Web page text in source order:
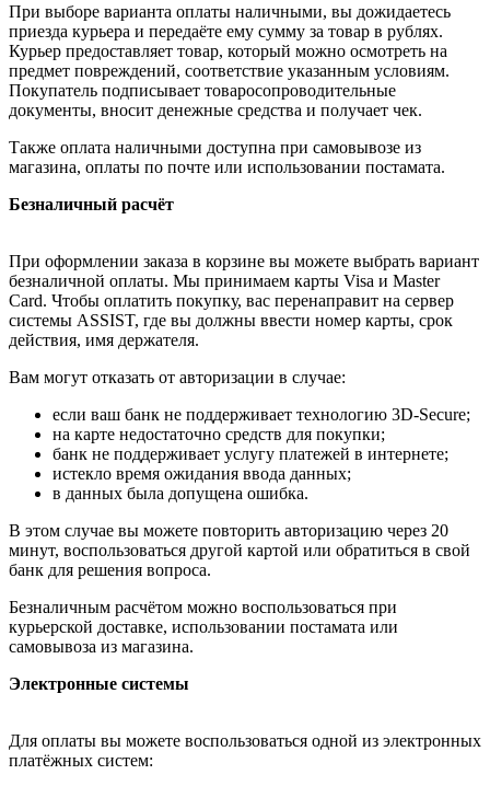
При выборе варианта оплаты наличными, вы дожидаетесь
приезда курьера и передаёте ему сумму за товар в рублях.
Курьер предоставляет товар, который можно осмотреть на
предмет повреждений, соответствие указанным условиям.
Покупатель подписывает товаросопроводительные
документы, вносит денежные средства и получает чек.
Также оплата наличными доступна при самовывозе из
магазина, оплаты по почте или использовании постамата.
Безналичный расчёт
При оформлении заказа в корзине вы можете выбрать вариант
безналичной оплаты. Мы принимаем карты Visa и Master
Card. Чтобы оплатить покупку, вас перенаправит на сервер
системы ASSIST, где вы должны ввести номер карты, срок
действия, имя держателя.
Вам могут отказать от авторизации в случае:
если ваш банк не поддерживает технологию 3D-Secure;
на карте недостаточно средств для покупки;
банк не поддерживает услугу платежей в интернете;
истекло время ожидания ввода данных;
в данных была допущена ошибка.
В этом случае вы можете повторить авторизацию через 20
минут, воспользоваться другой картой или обратиться в свой
банк для решения вопроса.
Безналичным расчётом можно воспользоваться при
курьерской доставке, использовании постамата или
самовывоза из магазина.
Электронные системы
Для оплаты вы можете воспользоваться одной из электронных
платёжных систем: